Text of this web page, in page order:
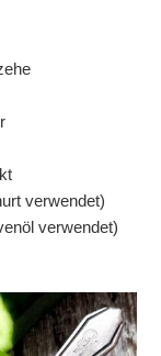
verwendet)
verwendet)